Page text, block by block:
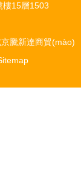
樓15層1503
騰新達商貿(mào)